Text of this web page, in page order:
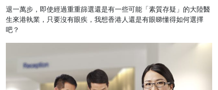
退一萬步，即使經過重重篩選還是有一些可能「素質存疑」的大陸醫
生來港執業，只要沒有眼疾，我想香港人還是有眼睇懂得如何選擇
吧？